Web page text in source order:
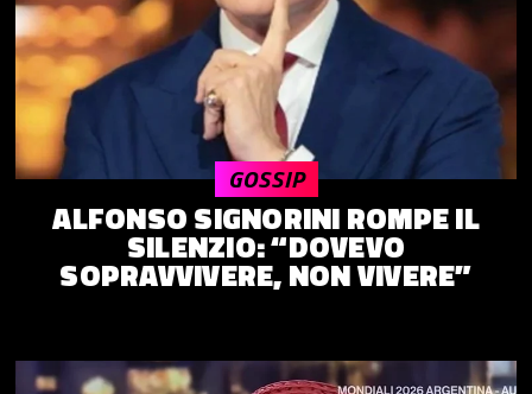
ALFONSO SIGNORINI ROMPE IL
SILENZIO: “DOVEVO
SOPRAVVIVERE, NON VIVERE”
GOSSIP